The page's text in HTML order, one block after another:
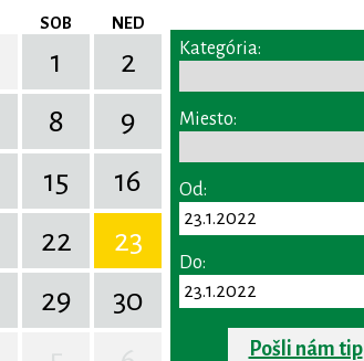
SOB NED
1
2
8
9
15
16
22
23
29
30
Kategória:
Miesto:
Od:
Do:
Pošli nám tip